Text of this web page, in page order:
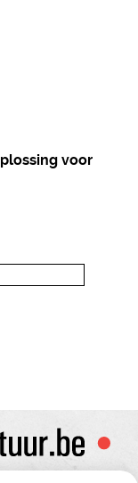
voor